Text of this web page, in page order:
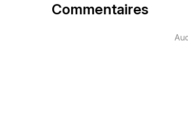
Commentaires